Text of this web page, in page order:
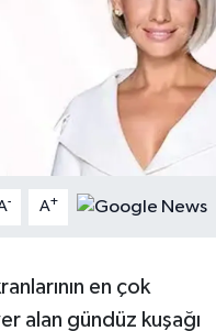
- A+
en çok
alan gündüz kuşağı